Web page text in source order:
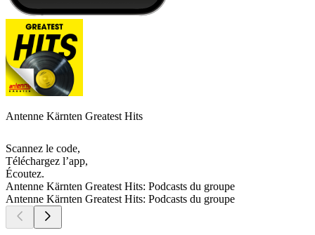
Antenne Kärnten Greatest Hits
Scannez le code,
Téléchargez l’app,
Écoutez.
Antenne Kärnten Greatest Hits: Podcasts du groupe
Antenne Kärnten Greatest Hits: Podcasts du groupe